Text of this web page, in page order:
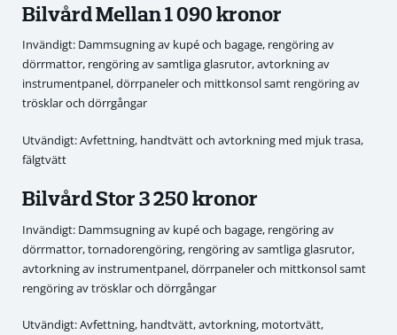
Bilvård Mellan 1 090 kronor
Invändigt: Dammsugning av kupé och bagage, rengöring av
dörrmattor, rengöring av samtliga glasrutor, avtorkning av
instrumentpanel, dörrpaneler och mittkonsol samt rengöring av
trösklar och dörrgångar
Utvändigt: Avfettning, handtvätt och avtorkning med mjuk trasa,
fälgtvätt
Bilvård Stor 3 250 kronor
Invändigt: Dammsugning av kupé och bagage, rengöring av
dörrmattor, tornadorengöring, rengöring av samtliga glasrutor,
avtorkning av instrumentpanel, dörrpaneler och mittkonsol samt
rengöring av trösklar och dörrgångar
Utvändigt: Avfettning, handtvätt, avtorkning, motortvätt,